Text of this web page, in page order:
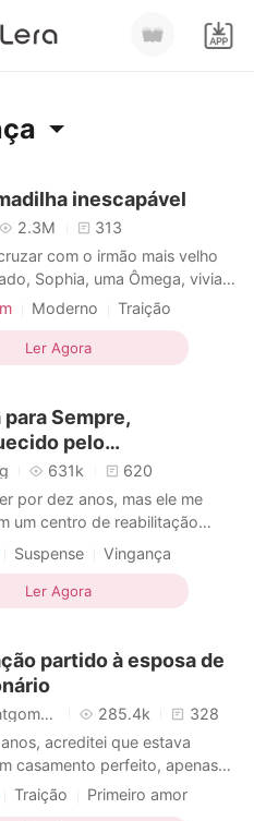
inescapável
2.3M
313
com o irmão mais velho
Sophia, uma Ômega, vivia
sobressaltos. Na Alcateia
rejeitasse sua companheira,
cargo. Essa regra, que
S
Moderno
Traição
Encantador Alpha
Dominador
Romance
Ler Agora
para Sempre,
pelo
631k
620
por dez anos, mas ele me
um centro de reabilitação
quatro anos por um crime que
pensei que o pesadelo havia
Mas ele só me trouxe de volta
Suspense Vingança
Ler Agora
partido à esposa de
Theo Montgomery 285.4k
328
acreditei que estava
casamento perfeito, apenas
que tudo não passava de
Traição
Primeiro amor